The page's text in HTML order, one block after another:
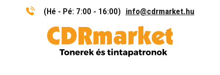
(Hé - Pé: 7:00 - 16:00) info@cdrmarket.hu